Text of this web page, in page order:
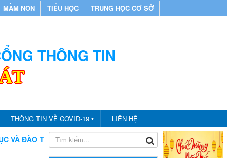
MẦM NON TIỂU HỌC TRUNG HỌC CƠ SỞ
THÔNG TIN
THÔNG TIN VỀ COVID-19 ▼ LIÊN HỆ
TẠO THÀNH PHỐ BẾN CÁT CHÀO MỪNG BẠN ĐẾN